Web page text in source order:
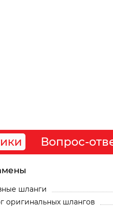
Вопрос-
шланги
оригинальных шлангов